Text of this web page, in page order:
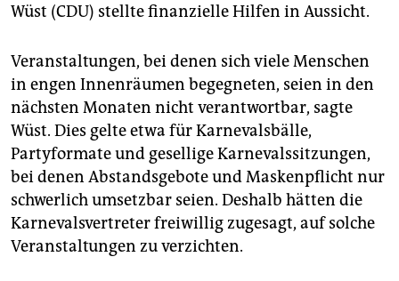
Wüst (CDU) stellte finanzielle Hilfen in Aussicht.
Veranstaltungen, bei denen sich viele Menschen
in engen Innenräumen begegneten, seien in den
nächsten Monaten nicht verantwortbar, sagte
Wüst. Dies gelte etwa für Karnevalsbälle,
Partyformate und gesellige Karnevalssitzungen,
bei denen Abstandsgebote und Maskenpflicht nur
schwerlich umsetzbar seien. Deshalb hätten die
Karnevalsvertreter freiwillig zugesagt, auf solche
Veranstaltungen zu verzichten.